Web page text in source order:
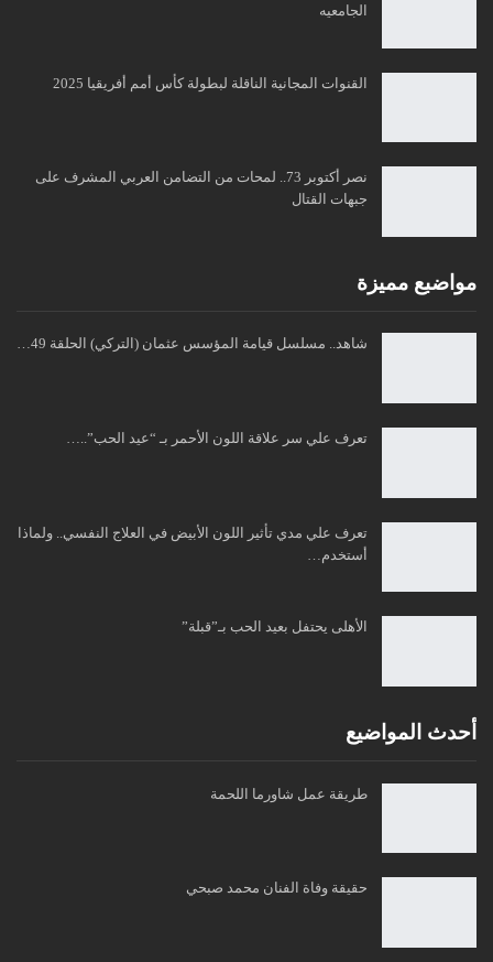
الجامعيه
القنوات المجانية الناقلة لبطولة كأس أمم أفريقيا 2025
نصر أكتوبر 73.. لمحات من التضامن العربي المشرف على
جبهات القتال
مواضبع مميزة
شاهد.. مسلسل قيامة المؤسس عثمان (التركي) الحلقة 49…
تعرف علي سر علاقة اللون الأحمر بـ “عيد الحب”..…
تعرف علي مدي تأثير اللون الأبيض في العلاج النفسي.. ولماذا
أستخدم…
الأهلى يحتفل بعيد الحب بـ”قبلة”
أحدث المواضيع
طريقة عمل شاورما اللحمة
حقيقة وفاة الفنان محمد صبحي